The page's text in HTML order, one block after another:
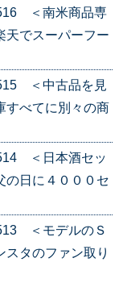
＜南米商品専
天でスーパーフー
＜中古品を見
すべてに別々の商
＜日本酒セッ
の日に４０００セ
＜モデルのＳ
スタのファン取り